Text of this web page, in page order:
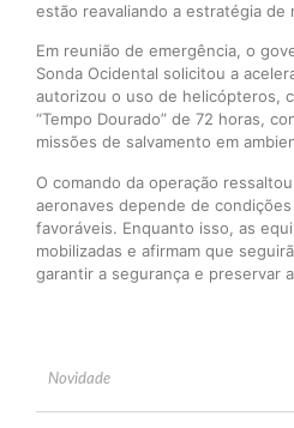
estão reavaliando a estratégia de
Em reunião de emergência, o
Sonda Ocidental solicitou a
autorizou o uso de helicópteros,
“Tempo Dourado” de 72 horas,
missões de salvamento em
O comando da operação
aeronaves depende de
favoráveis. Enquanto isso, as
mobilizadas e afirmam que
garantir a segurança e preservar
Novidade